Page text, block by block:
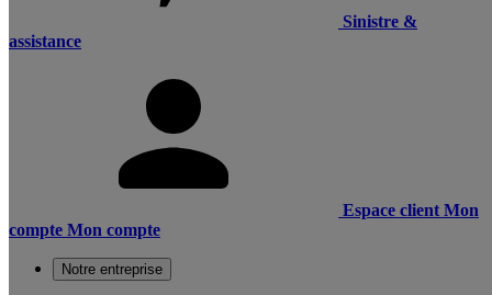
Sinistre &
assistance
Espace client Mon
compte Mon compte
Notre entreprise